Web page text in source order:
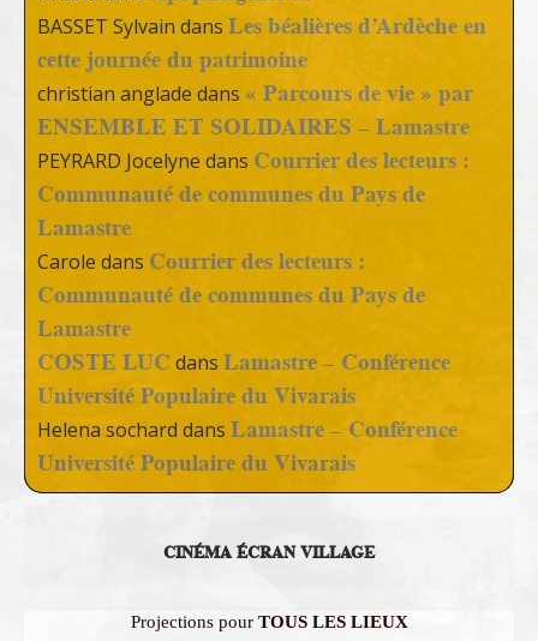
BASSET Sylvain dans Les béalières d’Ardèche en
cette journée du patrimoine
christian anglade dans « Parcours de vie » par
ENSEMBLE ET SOLIDAIRES – Lamastre
PEYRARD Jocelyne dans Courrier des lecteurs :
Communauté de communes du Pays de
Lamastre
Carole dans Courrier des lecteurs :
Communauté de communes du Pays de
Lamastre
COSTE LUC dans Lamastre – Conférence
Université Populaire du Vivarais
Helena sochard dans Lamastre – Conférence
Université Populaire du Vivarais
CINÉMA ÉCRAN VILLAGE